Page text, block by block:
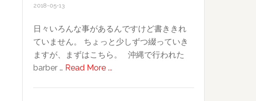
ロ
グ
HP
2018-05-13
日々いろんな事があるんですけど書ききれ
ていません。 ちょっと少しずつ綴っていき
ますが、まずはこちら。 沖縄で行われた
barber … Read More ...